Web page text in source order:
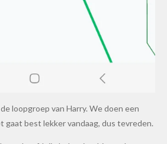
loopgroep van Harry. We doen een
gaat best lekker vandaag, dus tevreden.